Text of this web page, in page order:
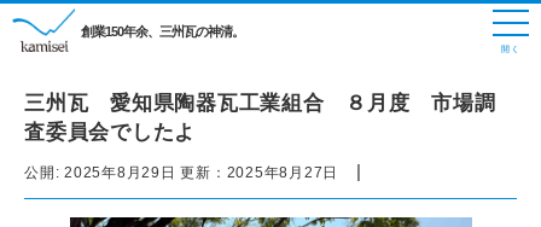
創業150年余、三州瓦の神清。
三州瓦 愛知県陶器瓦工業組合 ８月度 市場調
査委員会でしたよ
公開: 2025年8月29日 更新： 2025年8月27日 |